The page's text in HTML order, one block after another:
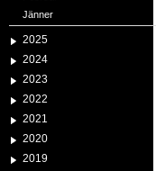
Jänner
2025
2024
2023
2022
2021
2020
2019